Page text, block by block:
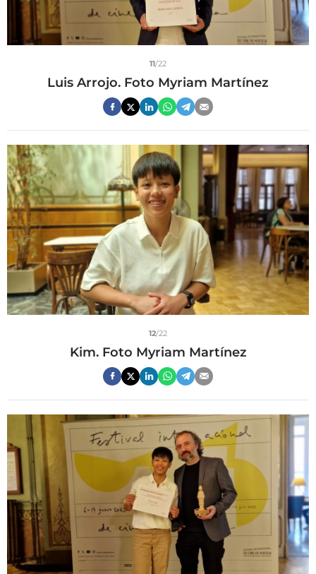
11/22
Luis Arrojo. Foto Myriam Martínez
12/22
Kim. Foto Myriam Martínez